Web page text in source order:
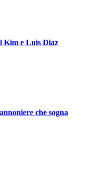
Kim e Luis Diaz
che sogna